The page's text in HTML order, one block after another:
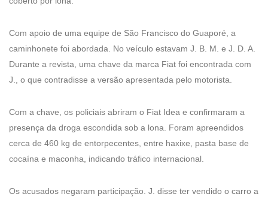
Com apoio de uma equipe de São Francisco do Guaporé, a
caminhonete foi abordada. No veículo estavam J. B. M. e J. D. A.
Durante a revista, uma chave da marca Fiat foi encontrada com
J., o que contradisse a versão apresentada pelo motorista.
Com a chave, os policiais abriram o Fiat Idea e confirmaram a
presença da droga escondida sob a lona. Foram apreendidos
cerca de 460 kg de entorpecentes, entre haxixe, pasta base de
cocaína e maconha, indicando tráfico internacional.
Os acusados negaram participação. J. disse ter vendido o carro a